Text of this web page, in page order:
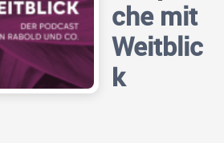
che mit
Weitblic
k